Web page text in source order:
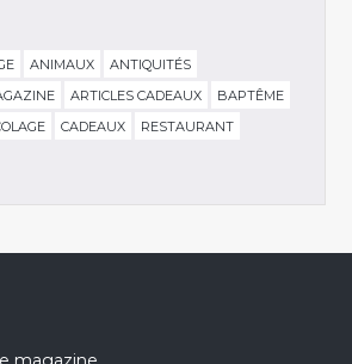
ANIMAUX
ANTIQUITÉS
ARTICLES CADEAUX
BAPTÊME
CADEAUX
RESTAURANT